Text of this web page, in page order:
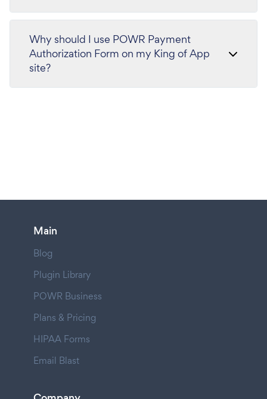
Why should I use POWR Payment
Authorization Form on my King of App
site?
Main
Blog
Plugin Library
POWR Business
Plans & Pricing
HIPAA Forms
Email Blast